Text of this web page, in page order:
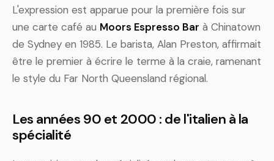
L'expression est apparue pour la première fois sur
une carte café au Moors Espresso Bar à Chinatown
de Sydney en 1985. Le barista, Alan Preston, affirmait
être le premier à écrire le terme à la craie, ramenant
le style du Far North Queensland régional.
Les années 90 et 2000 : de l'italien à la
spécialité